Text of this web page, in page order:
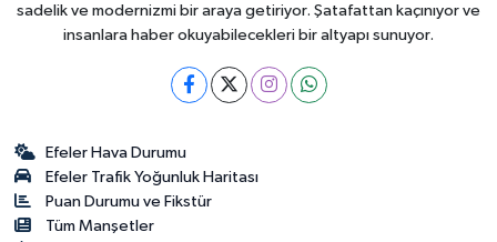
sadelik ve modernizmi bir araya getiriyor. Şatafattan kaçınıyor ve
insanlara haber okuyabilecekleri bir altyapı sunuyor.
Efeler Hava Durumu
Efeler Trafik Yoğunluk Haritası
Puan Durumu ve Fikstür
Tüm Manşetler